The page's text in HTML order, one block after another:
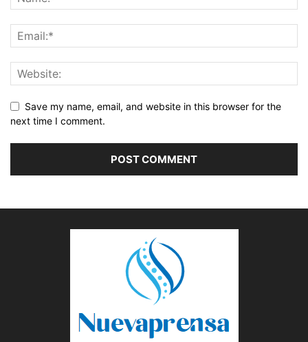
Save my name, email, and website in this browser for the
next time I comment.